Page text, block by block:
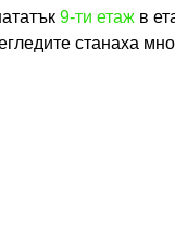
9-ти етаж в
станаха